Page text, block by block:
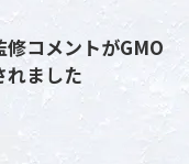
コメントがGMO
れました